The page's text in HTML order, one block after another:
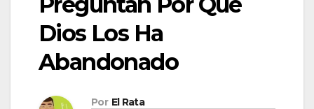
Dios Los Ha
Abandonado
Por El Rata